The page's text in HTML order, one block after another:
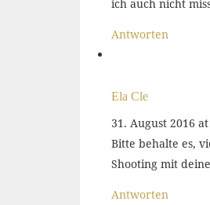
ich auch nicht
Antworten
Ela Cle
31. August 2016
Bitte behalte es,
Shooting mit
Antworten